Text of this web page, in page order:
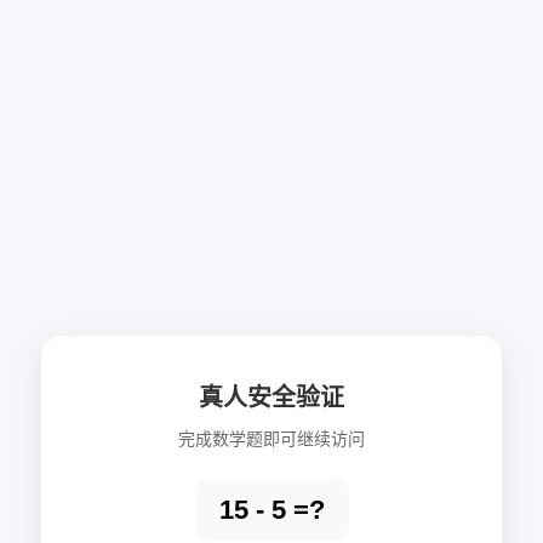
真人安全验证
完成数学题即可继续访问
15 - 5 =?